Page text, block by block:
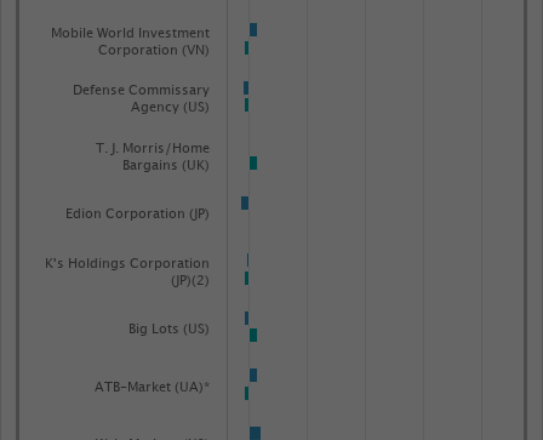
Mobile World Investment
Corporation (VN)
Defense Commissary
Agency (US)
T. J. Morris/Home
Bargains (UK)
Edion Corporation (JP)
K's Holdings Corporation
(JP)(2)
Big Lots (US)
ATB-Market (UA)*